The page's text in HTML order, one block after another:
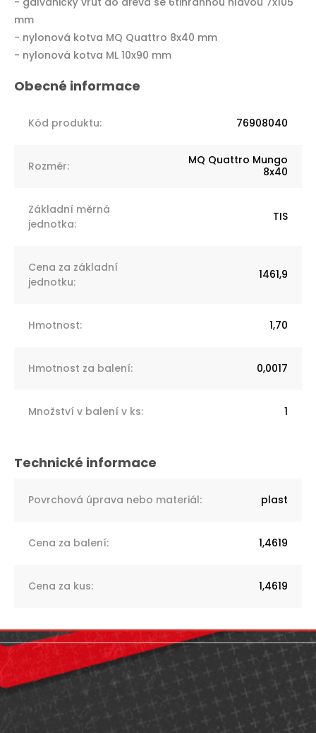
mm
- nylonová kotva MQ Quattro 8x40 mm
- nylonová kotva ML 10x90 mm
Kód produktu: 76908040
Rozměr:
MQ Quattro Mungo
8x40
Základní měrná
jednotka:
TIS
Cena za základní
jednotku:
1461,9
Hmotnost: 1,70
Hmotnost za balení: 0,0017
Množství v balení v ks: 1
Povrchová úprava nebo materiál: plast
Cena za balení: 1,4619
Cena za kus: 1,4619
Z
á
p